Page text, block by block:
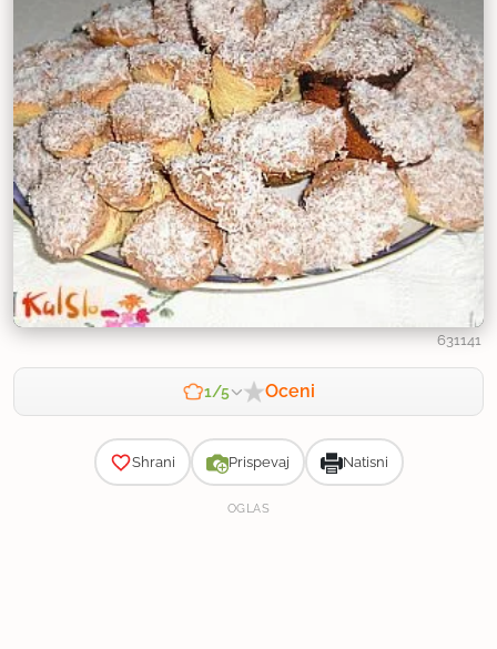
631141
1/5 Oceni
Shrani Prispevaj Natisni
OGLAS